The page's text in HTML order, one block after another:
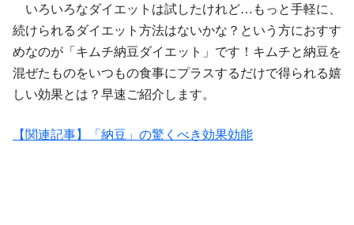
いろいろなダイエットは試したけれど…もっと手軽に、
続けられるダイエット方法はないかな？という方におすす
めなのが「キムチ納豆ダイエット」です！キムチと納豆を
混ぜたものをいつもの食事にプラスするだけで得られる嬉
しい効果とは？早速ご紹介します。
【関連記事】「納豆」の驚くべき効果効能